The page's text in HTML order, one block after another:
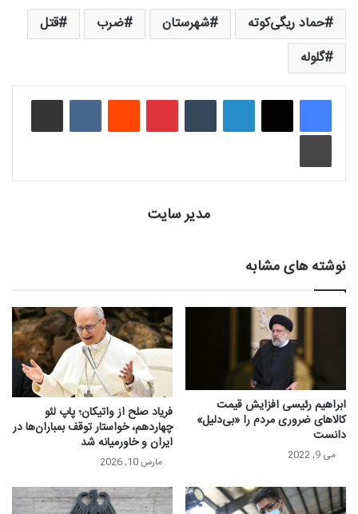
حماد ریگی‌کوته شهرستان ضرب
قتل
گلوله
لینکدین ‫تامبلر ‫پین‌ترست‫رددیت ‫VKontakteاشتراک گذاری از طریق ایمیل
چاپ
مدیر سایت
نوشته های مشابه
ابراهیم رئیسی افزایش قیمت
کالاهای ضروری مردم را «بی‌دلیل»
دانست
می 9, 2022
فریاد صلح از واتیکان؛ پاپ لئو
چهاردهم، خواستار توقف بمباران‌ها در
ایران و خاورمیانه شد
مارس 10, 2026